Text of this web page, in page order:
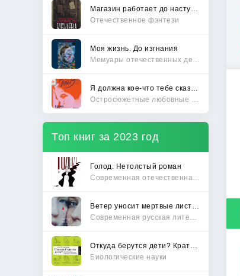
Отечественное фэнтези
Моя жизнь. До изгнания
Топ книг за 2023 год
Голод. Нетолстый роман
Биологические науки